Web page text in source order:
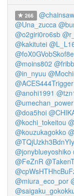
266
@Una_zucca
@o2giri0ro6sb
@kakitutei
@moins802
@in_nyuu
@ACES444Trigger
@anohi1991
@umechan_power
@doa5hoi
@kochi_tokeitou
@kouzukagokko
@jonyblueyoshiko
@FeZnR
@miura_eco_por